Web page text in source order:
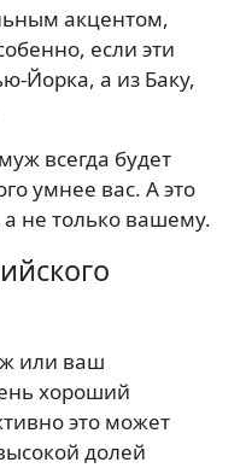
акцентом,
если эти
Йорка, а из Баку,
всегда будет
умнее вас. А это
не только вашему.
или ваш
хороший
это может
долей